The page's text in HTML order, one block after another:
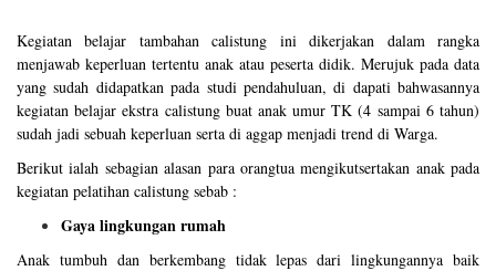
Kegiatan belajar tambahan calistung ini dikerjakan dalam rangka
menjawab keperluan tertentu anak atau peserta didik. Merujuk pada data
yang sudah didapatkan pada studi pendahuluan, di dapati bahwasannya
kegiatan belajar ekstra calistung buat anak umur TK (4 sampai 6 tahun)
sudah jadi sebuah keperluan serta di aggap menjadi trend di Warga.
Berikut ialah sebagian alasan para orangtua mengikutsertakan anak pada
kegiatan pelatihan calistung sebab :
Gaya lingkungan rumah
Anak tumbuh dan berkembang tidak lepas dari lingkungannya baik